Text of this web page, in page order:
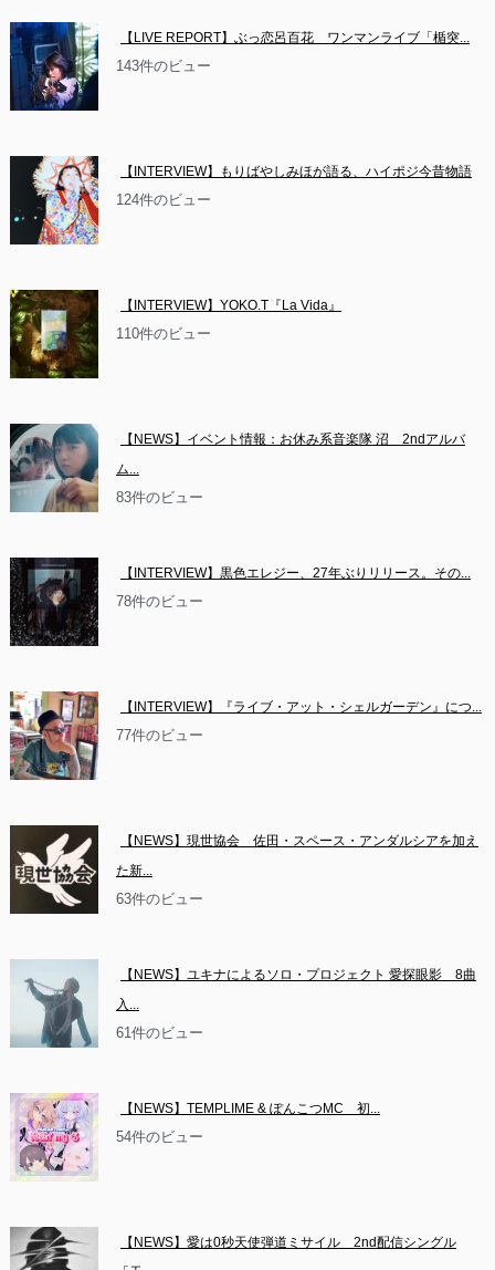
【LIVE REPORT】ぶっ恋呂百花　ワンマンライブ「楯突...
143件のビュー
【INTERVIEW】もりばやしみほが語る、ハイポジ今昔物語
124件のビュー
【INTERVIEW】YOKO.T『La Vida』
110件のビュー
【NEWS】イベント情報：お休み系音楽隊 沼　2ndアルバ
ム...
83件のビュー
【INTERVIEW】黒色エレジー、27年ぶりリリース。その...
78件のビュー
【INTERVIEW】『ライブ・アット・シェルガーデン』につ...
77件のビュー
【NEWS】現世協会　佐田・スペース・アンダルシアを加え
た新...
63件のビュー
【NEWS】ユキナによるソロ・プロジェクト 愛探眼影　8曲
入...
61件のビュー
【NEWS】TEMPLIME & ぽんこつMC　初...
54件のビュー
【NEWS】愛は0秒天使弾道ミサイル　2nd配信シングル